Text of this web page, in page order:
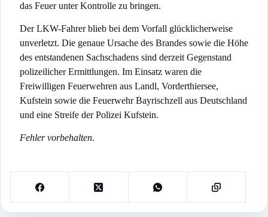
das Feuer unter Kontrolle zu bringen.
Der LKW-Fahrer blieb bei dem Vorfall glücklicherweise
unverletzt. Die genaue Ursache des Brandes sowie die Höhe
des entstandenen Sachschadens sind derzeit Gegenstand
polizeilicher Ermittlungen. Im Einsatz waren die
Freiwilligen Feuerwehren aus Landl, Vorderthiersee,
Kufstein sowie die Feuerwehr Bayrischzell aus Deutschland
und eine Streife der Polizei Kufstein.
Fehler vorbehalten.